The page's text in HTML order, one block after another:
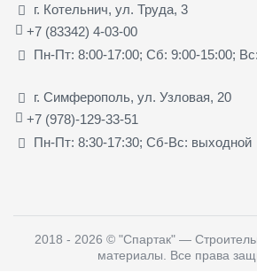
г. Котельнич, ул. Труда, 3
+7 (83342) 4-03-00
Пн-Пт: 8:00-17:00; Сб: 9:00-15:00;
г. Симферополь, ул. Узловая, 20
+7 (978)-129-33-51
Пн-Пт: 8:30-17:30; Сб-Вс: выходной
2018 - 2026 © "Спартак" —
материалы . Все права